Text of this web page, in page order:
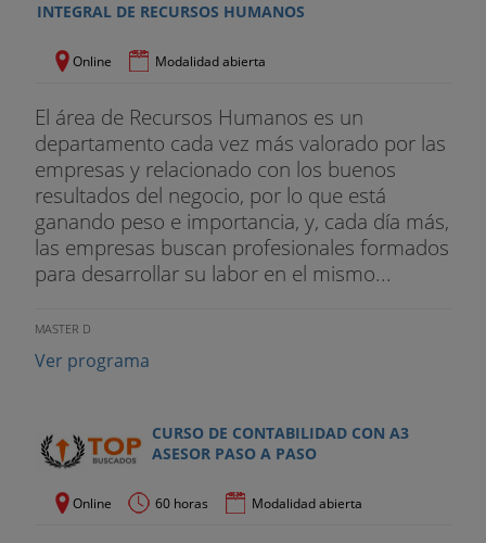
INTEGRAL DE RECURSOS HUMANOS
Online Modalidad abierta
El área de Recursos Humanos es un
departamento cada vez más valorado por las
empresas y relacionado con los buenos
resultados del negocio, por lo que está
ganando peso e importancia, y, cada día más,
las empresas buscan profesionales formados
para desarrollar su labor en el mismo...
MASTER D
Ver programa
CURSO DE CONTABILIDAD CON A3
ASESOR PASO A PASO
Online 60 horas Modalidad abierta